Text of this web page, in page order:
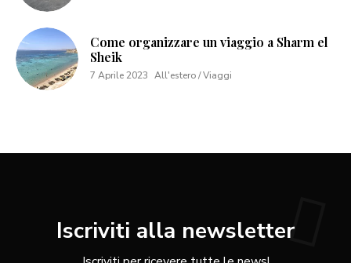
Come organizzare un viaggio a Sharm el
Sheik
7 Aprile 2023 All'estero / Viaggi
Iscriviti alla newsletter